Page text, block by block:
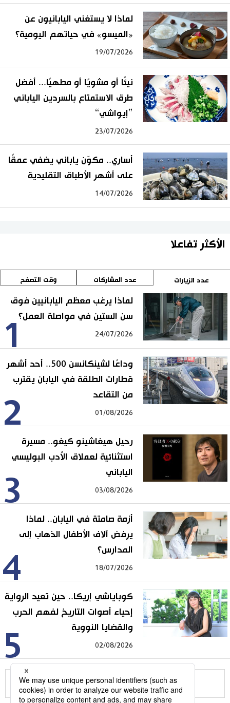
لماذا لا يستغني اليابانيون عن
«الميسو» في حياتهم اليومية؟
19/07/2026
نيئًا أو مشويًا أو مطهيًا... أفضل
طرق الاستمتاع بالسردين الياباني
”إيواشي“
23/07/2026
أساري.. مكوّن ياباني يضفي عمقًا
على أشهر الأطباق التقليدية
14/07/2026
الأكثر تفاعلا
عدد الزيارات عدد المشاركات وقت التصفح
1
لماذا يرغب معظم اليابانيين فوق
سن الستين في مواصلة العمل؟
24/07/2026
2
وداعًا لشينكانسن 500.. أحد أشهر
قطارات الطلقة في اليابان يقترب
من التقاعد
01/08/2026
3
رحيل هيغاشينو كيغو.. مسيرة
استثنائية لعملاق الأدب البوليسي
الياباني
03/08/2026
4
أزمة صامتة في اليابان.. لماذا
يرفض آلاف الأطفال الذهاب إلى
المدارس؟
18/07/2026
5
كوباياشي إريكا.. حين تعيد الرواية
إحياء أصوات التاريخ لفهم الحرب
والقضايا النووية
02/08/2026
للمزيد